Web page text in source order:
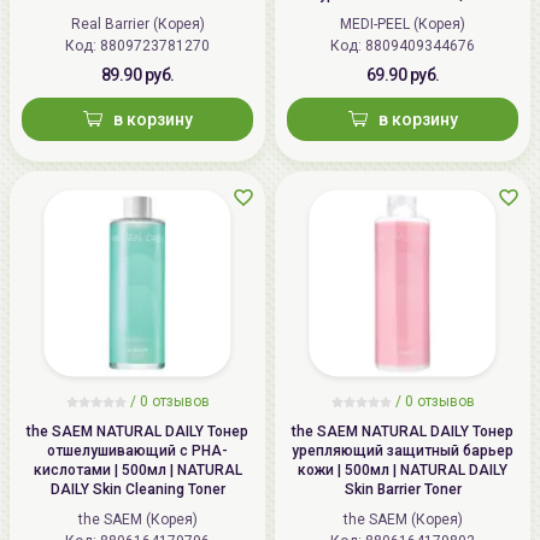
Способ применения:
Нанесите тонер при помощи
Наибольшего эффекта можно добиться применяя
комплексно косметические средства от
Dr.Jart+
Toner (Original)
Real Barrier (Корея)
Код: 8809723781270
89.90 руб.
в корзину
Peptide 9 Aqua Essence Toner
MEDI-PEEL (Корея)
Код: 8809409344676
69.90 руб.
в корзину
/ 0 отзывов
the SAEM NATURAL DAILY Тонер
отшелушивающий с PHA-
кислотами | 500мл | NATURAL
DAILY Skin Cleaning Toner
the SAEM (Корея)
/ 0 отзывов
the SAEM NATURAL DAILY Тонер
урепляющий защитный барьер
кожи | 500мл | NATURAL DAILY
Skin Barrier Toner
the SAEM (Корея)